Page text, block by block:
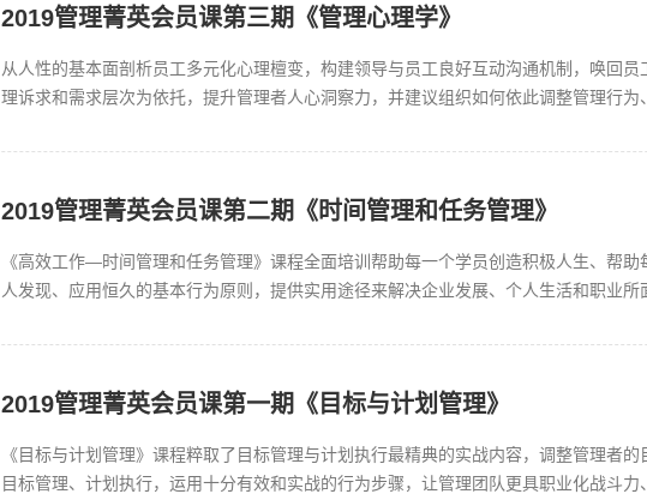
2019管理菁英会员课第三期《管理心理学》
从人性的基本面剖析员工多元化心理檀变，构建领导与员工良好互动沟通机制，唤回
理诉求和需求层次为依托，提升管理者人心洞察力，并建议组织如何依此调整管理行为
2019管理菁英会员课第二期《时间管理和任务管理》
《高效工作—时间管理和任务管理》课程全面培训帮助每一个学员创造积极人生、帮
人发现、应用恒久的基本行为原则，提供实用途径来解决企业发展、个人生活和职业所
2019管理菁英会员课第一期《目标与计划管理》
《目标与计划管理》课程粹取了目标管理与计划执行最精典的实战内容，调整管理者
目标管理、计划执行，运用十分有效和实战的行为步骤，让管理团队更具职业化战斗力